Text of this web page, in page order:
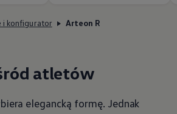
i konfigurator Arteon R
atletów
elegancką formę. Jednak